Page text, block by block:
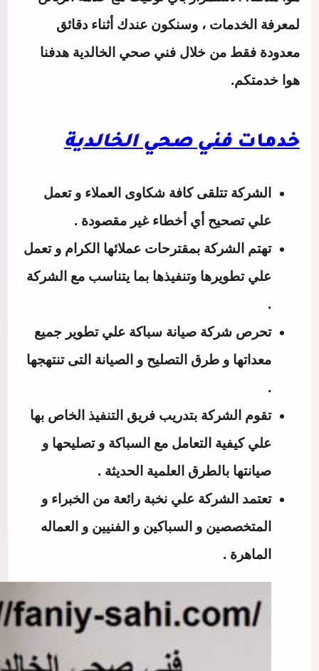
لمعرفة الخدمات ، وسنكون عندك أثناء دقائق
معدودة فقط من خلالفني صحي الخالدية هدفنا
هوا خدمتكم.
خدماتفني صحي الخالدية
الشركة تتلقى كافة شكاوى العملاء و تعمل
علي تصحيح أي أخطاء غير مقصودة .
تهتم الشركة بمقترحات عملائها الكرام و تعمل
علي تطويرها وتنفيذها بما يتناسب مع الشركة
.
تحرص شركة صيانة سباكة علي تطوير جميع
معداتها و طرق التصليح و الصيانة التى تنتهجها
.
تقوم الشركة بتدريب فريق التنفيذ الخاص بها
علي كيفية التعامل مع السباكة و تصليحها و
صيانتها بالطرق العلمية الحديثة .
تعتمد الشركة علي نخبة رائعة من الخبراء و
المتخصصين و السباكين و الفنيين و العماله
الماهرة .